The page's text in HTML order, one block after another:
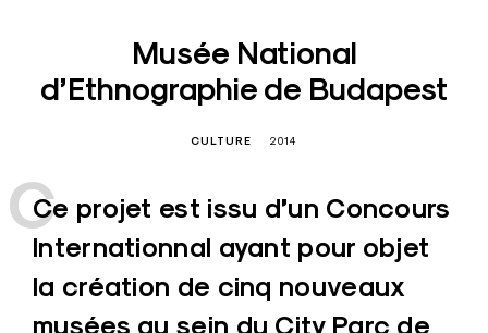
Musée National
d’Ethnographie de Budapest
CULTURE 2014
Ce projet est issu d’un Concours
Internationnal ayant pour objet
la création de cinq nouveaux
musées au sein du City Parc de